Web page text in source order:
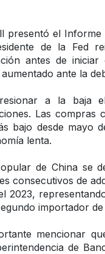
presentó el
de la Fed
antes de
ante la
a la baja
Las
bajo desde mayo
lenta.
de China se
consecutivos de
2023,
importador
mencionar
de